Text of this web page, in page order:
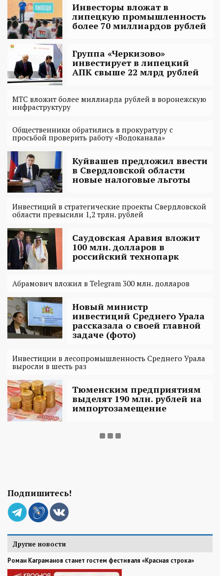
Инвесторы вложат в
липецкую промышленность
более 70 миллиардов рублей
Группа «Черкизово»
инвестирует в липецкий
АПК свыше 22 млрд рублей
МТС вложит более миллиарда рублей в воронежскую
инфраструктуру
Общественники обратились в прокуратуру с
просьбой проверить работу «Водоканала»
Куйвашев предложил ввести
в Свердловской области
новые налоговые льготы
Инвестиций в стратегические проекты Свердловской
области превысили 1,2 трлн. рублей
Саудовская Аравия вложит
100 млн. долларов в
российский технопарк
Абрамович вложил в Telegram 300 млн. долларов
Новый министр
инвестиций Среднего Урала
рассказала о своей главной
задаче (фото)
Инвестиции в лесопромышленность Среднего Урала
выросли в шесть раз
Тюменским предприятиям
выделят 190 млн. рублей на
импортозамещение
Подпишитесь!
Другие новости
Роман Каграманов станет гостем фестиваля «Красная строка»